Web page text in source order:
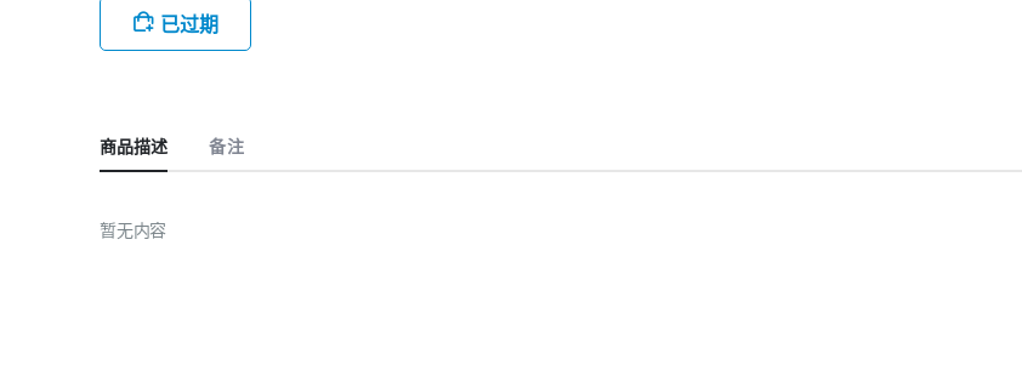
已过期
商品描述 备注
暂无内容